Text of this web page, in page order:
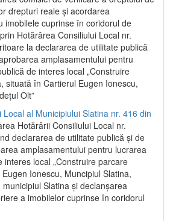
drepturi reale și acordarea
imobilele cuprinse în coridorul de
Hotărârea Consiliului Local nr.
la declararea de utilitate publică
amplasamentului pentru
de interes local „Construire
situată în Cartierul Eugen Ionescu,
Olt”
al Municipiului Slatina nr. 416 din
Hotărârii Consiliului Local nr.
declararea de utilitate publică și de
amplasamentului pentru lucrarea
interes local „Construire parcare
Ionescu, Muncipiul Slatina,
Slatina și declanșarea
a imobilelor cuprinse în coridorul